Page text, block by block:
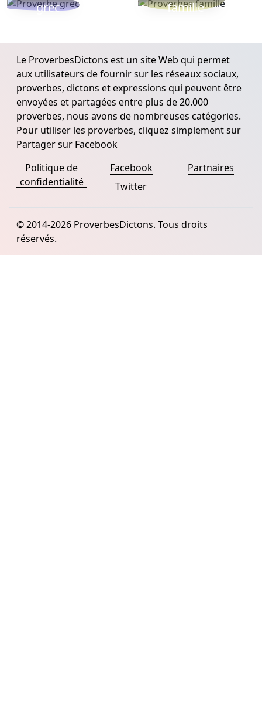
grec
famille
Le ProverbesDictons est un site Web qui permet
aux utilisateurs de fournir sur les réseaux sociaux,
proverbes, dictons et expressions qui peuvent être
envoyées et partagées entre plus de 20.000
proverbes, nous avons de nombreuses catégories.
Pour utiliser les proverbes, cliquez simplement sur
Partager sur Facebook
Politique de
confidentialité
Facebook
Twitter
Partnaires
© 2014-2026 ProverbesDictons. Tous droits
réservés.